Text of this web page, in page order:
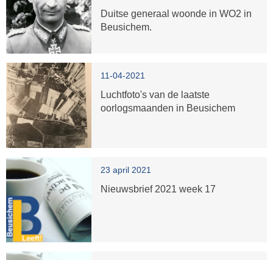
Duitse generaal woonde in WO2 in
Beusichem.
11-04-2021
Luchtfoto's van de laatste
oorlogsmaanden in Beusichem
23 april 2021
Nieuwsbrief 2021 week 17